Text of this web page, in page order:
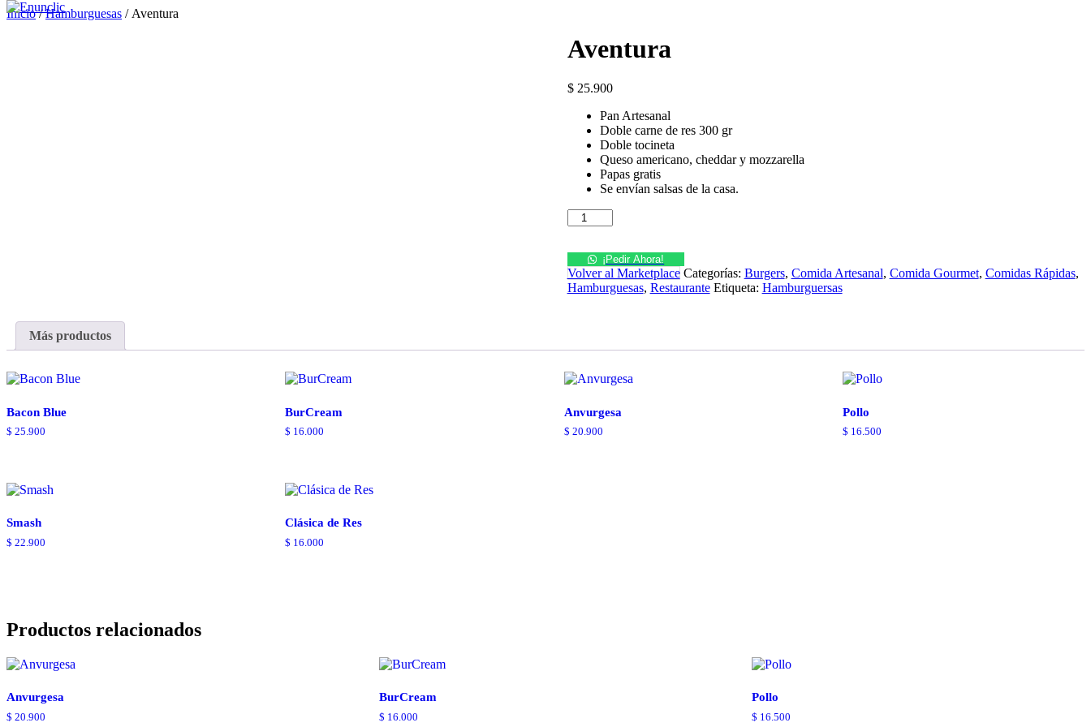
Inicio/Hamburguesas / Aventura
Aventura
$25.900
Pan Artesanal
Doble carne de res 300 gr
Doble tocineta
Queso americano, cheddar y mozzarella
Papas gratis
Se envían salsas de la casa.
Aventura
cantidad
¡Pedir Ahora!
Volver al Marketplace Categorías: Burgers, Comida Artesanal, Comida Gourmet, Comidas Rápidas,
Hamburguesas, Restaurante Etiqueta: Hamburguersas
Más productos
Bacon Blue
$ 25.900
BurCream
$ 16.000
Anvurgesa
$ 20.900
Pollo
$ 16.500
Smash
$ 22.900
Clásica de Res
$ 16.000
Productos relacionados
Anvurgesa
$ 20.900
BurCream
$ 16.000
Pollo
$ 16.500